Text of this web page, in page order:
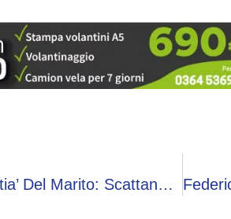
Melania Trump Cita L”empatia’ Del Marito: Scattano Le Risate Alla Casa Bianca